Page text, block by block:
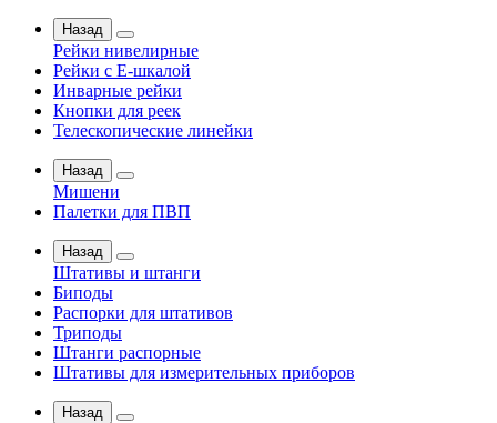
Назад
Рейки нивелирные
Рейки с Е-шкалой
Инварные рейки
Кнопки для реек
Телескопические линейки
Назад
Мишени
Палетки для ПВП
Назад
Штативы и штанги
Биподы
Распорки для штативов
Триподы
Штанги распорные
Штативы для измерительных приборов
Назад